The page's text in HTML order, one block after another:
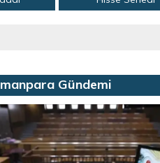
Gündemi